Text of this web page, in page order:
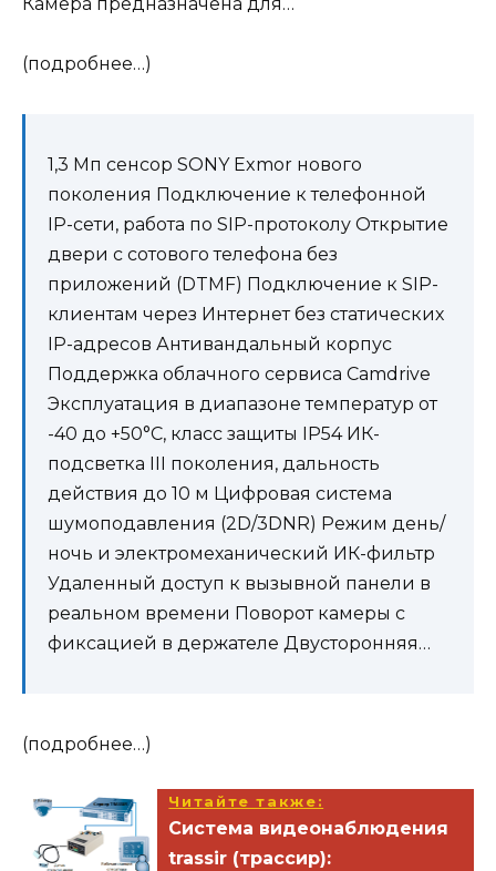
(подробнее…)
1,3 Мп сенсор SONY Exmor нового
поколения Подключение к телефонной
IP-сети, работа по SIP-протоколу Открытие
двери с сотового телефона без
приложений (DTMF) Подключение к SIP-
клиентам через Интернет без статических
IP-адресов Антивандальный корпус
Поддержка облачного сервиса Camdrive
Эксплуатация в диапазоне температур от
-40 до +50°С, класс защиты IP54 ИК-
подсветка III поколения, дальность
действия до 10 м Цифровая система
шумоподавления (2D/3DNR) Режим день/
ночь и электромеханический ИК-фильтр
Удаленный доступ к вызывной панели в
реальном времени Поворот камеры с
фиксацией в держателе Двусторонняя…
(подробнее…)
Читайте также:
Система видеонаблюдения
trassir (трассир):